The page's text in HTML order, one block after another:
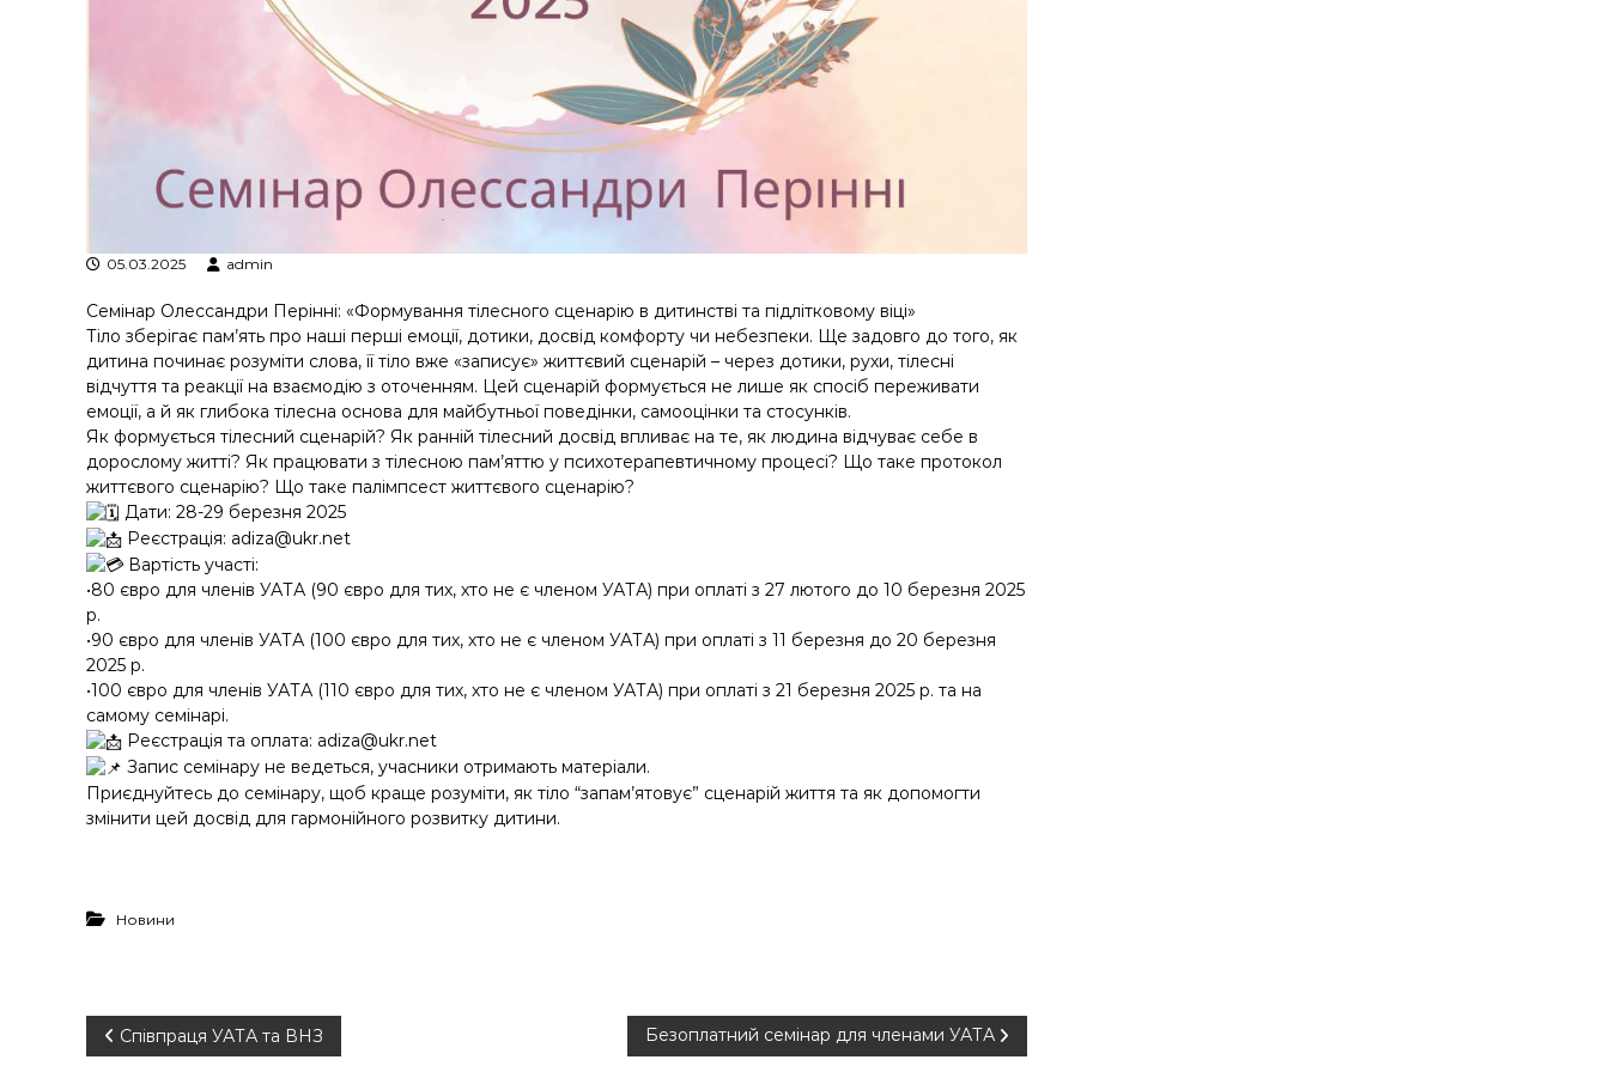
05.03.2025 admin
Семінар Олессандри Перінні: «Формування тілесного сценарію в дитинстві та підлітковому віці»
Тіло зберігає пам’ять про наші перші емоції, дотики, досвід комфорту чи небезпеки. Ще задовго до того, як
дитина починає розуміти слова, її тіло вже «записує» життєвий сценарій – через дотики, рухи, тілесні
відчуття та реакції на взаємодію з оточенням. Цей сценарій формується не лише як спосіб переживати
емоції, а й як глибока тілесна основа для майбутньої поведінки, самооцінки та стосунків.
Як формується тілесний сценарій? Як ранній тілесний досвід впливає на те, як людина відчуває себе в
дорослому житті? Як працювати з тілесною пам’яттю у психотерапевтичному процесі? Що таке протокол
життєвого сценарію? Що таке палімпсест життєвого сценарію?
Дати: 28-29 березня 2025
Реєстрація: adiza@ukr.net
Вартість участі:
•80 євро для членів УАТА (90 євро для тих, хто не є членом УАТА) при оплаті з 27 лютого до 10 березня 2025
р.
•90 євро для членів УАТА (100 євро для тих, хто не є членом УАТА) при оплаті з 11 березня до 20 березня
2025 р.
•100 євро для членів УАТА (110 євро для тих, хто не є членом УАТА) при оплаті з 21 березня 2025 р. та на
самому семінарі.
Реєстрація та оплата: adiza@ukr.net
Запис семінару не ведеться, учасники отримають матеріали.
Приєднуйтесь до семінару, щоб краще розуміти, як тіло “запам’ятовує” сценарій життя та як допомогти
змінити цей досвід для гармонійного розвитку дитини.
Новини
Н Співпраця УАТА та ВНЗ Безоплатний семінар для членами УАТА